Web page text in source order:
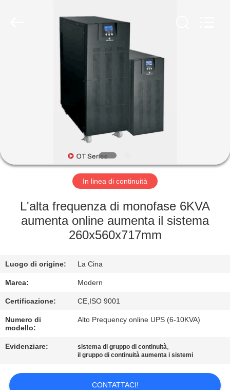
PRODOTTI
GIRO
FABBRICA
CONTROLLO
QUALITÀ
CONTATTICI
RICHIEDA
UNA
In linea di continuità
L'alta frequenza di monofase 6KVA
aumenta online aumenta il sistema
260x560x717mm
Luogo di origine: La Cina
Marca: Modern
Certificazione: CE,ISO 9001
Numero di
modello:
Alto Prequency online UPS (6-10KVA)
Evidenziare: sistema di gruppo di continuità,
il gruppo di continuità aumenta i sistemi
CONTATTACI!